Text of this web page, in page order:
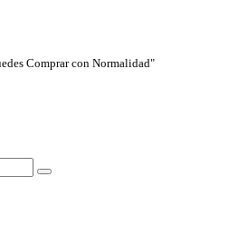
Comprar con Normalidad"